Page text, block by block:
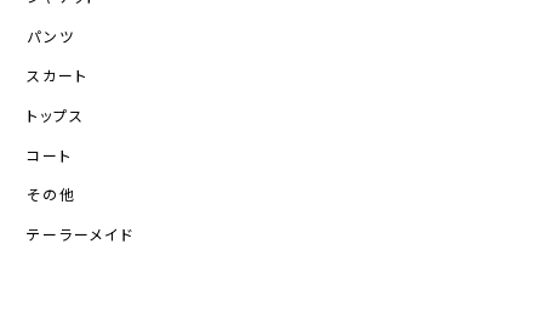
パンツ
スカート
トップス
コート
その他
テーラーメイド